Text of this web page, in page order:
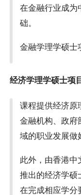
在金融行业成为
础。
金融学理学硕士
经济学理学硕士项
课程提供经济原
金融机构、政府
域的职业发展做
此外，由香港
推出的经济学硕
在完成相应学分